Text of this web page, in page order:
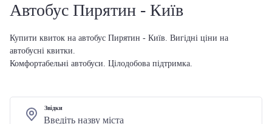
Автобус Пирятин - Київ
Купити квиток на автобус Пирятин - Київ. Вигідні ціни на
автобусні квитки.
Комфортабельні автобуси. Цілодобова підтримка.
Звідки